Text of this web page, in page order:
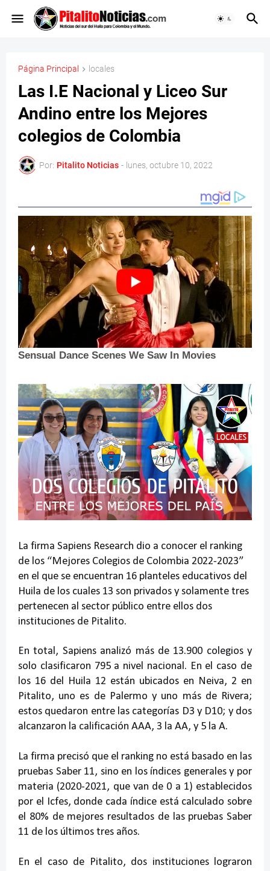
Página Principal locales
Las I.E Nacional y Liceo Sur
Andino entre los Mejores
colegios de Colombia
Por: Pitalito Noticias - lunes, octubre 10, 2022
La firma Sapiens Research dio a conocer el ranking
de los “Mejores Colegios de Colombia 2022-2023”
en el que se encuentran 16 planteles educativos del
Huila de los cuales 13 son privados y solamente tres
pertenecen al sector público entre ellos dos
instituciones de Pitalito.
En total, Sapiens analizó más de 13.900 colegios y
solo clasificaron 795 a nivel nacional. En el caso de
los 16 del Huila 12 están ubicados en Neiva, 2 en
Pitalito, uno es de Palermo y uno más de Rivera;
estos quedaron entre las categorías D3 y D10; y dos
alcanzaron la calificación AAA, 3 la AA, y 5 la A.
La firma precisó que el ranking no está basado en las
pruebas Saber 11, sino en los índices generales y por
materia (2020-2021, que van de 0 a 1) establecidos
por el Icfes, donde cada índice está calculado sobre
el 80% de mejores resultados de las pruebas Saber
11 de los últimos tres años.
En el caso de Pitalito, dos instituciones lograron